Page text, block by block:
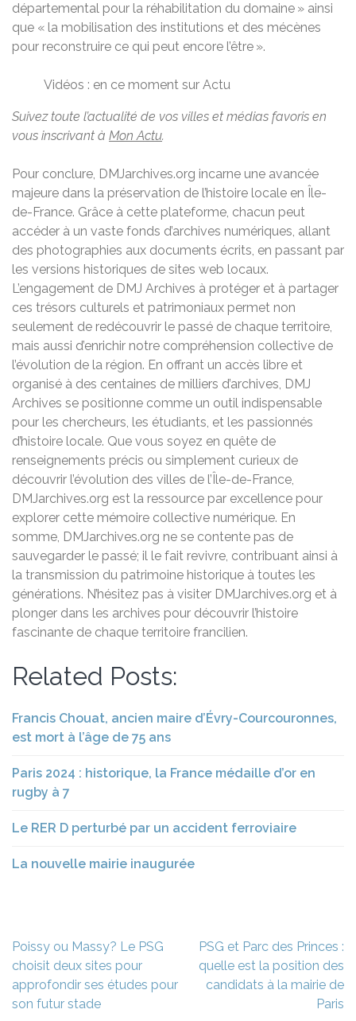
départemental pour la réhabilitation du domaine » ainsi
que « la mobilisation des institutions et des mécènes
pour reconstruire ce qui peut encore l’être ».
Vidéos : en ce moment sur Actu
Suivez toute l’actualité de vos villes et médias favoris en
vous inscrivant à Mon Actu.
Pour conclure, DMJarchives.org incarne une avancée
majeure dans la préservation de l’histoire locale en Île-
de-France. Grâce à cette plateforme, chacun peut
accéder à un vaste fonds d’archives numériques, allant
des photographies aux documents écrits, en passant par
les versions historiques de sites web locaux.
L’engagement de DMJ Archives à protéger et à partager
ces trésors culturels et patrimoniaux permet non
seulement de redécouvrir le passé de chaque territoire,
mais aussi d’enrichir notre compréhension collective de
l’évolution de la région. En offrant un accès libre et
organisé à des centaines de milliers d’archives, DMJ
Archives se positionne comme un outil indispensable
pour les chercheurs, les étudiants, et les passionnés
d’histoire locale. Que vous soyez en quête de
renseignements précis ou simplement curieux de
découvrir l’évolution des villes de l’Île-de-France,
DMJarchives.org est la ressource par excellence pour
explorer cette mémoire collective numérique. En
somme, DMJarchives.org ne se contente pas de
sauvegarder le passé; il le fait revivre, contribuant ainsi à
la transmission du patrimoine historique à toutes les
générations. N’hésitez pas à visiter DMJarchives.org et à
plonger dans les archives pour découvrir l’histoire
fascinante de chaque territoire francilien.
Related Posts:
Francis Chouat, ancien maire d’Évry-Courcouronnes,
est mort à l’âge de 75 ans
Paris 2024 : historique, la France médaille d’or en
rugby à 7
Le RER D perturbé par un accident ferroviaire
La nouvelle mairie inaugurée
Navigation
de
l’article
Poissy ou Massy? Le PSG
choisit deux sites pour
approfondir ses études pour
son futur stade
PSG et Parc des Princes :
quelle est la position des
candidats à la mairie de
Paris